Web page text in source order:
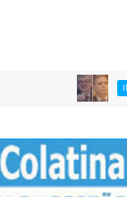
INTERVENÇÃO